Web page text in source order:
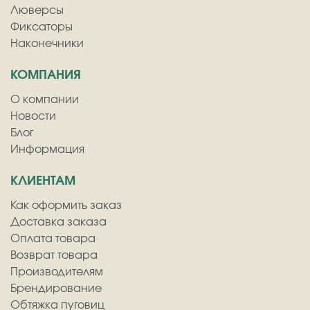
Люверсы
Фиксаторы
Наконечники
КОМПАНИЯ
О компании
Новости
Блог
Информация
КЛИЕНТАМ
Как оформить заказ
Доставка заказа
Оплата товара
Возврат товара
Производителям
Брендирование
Обтяжка пуговиц